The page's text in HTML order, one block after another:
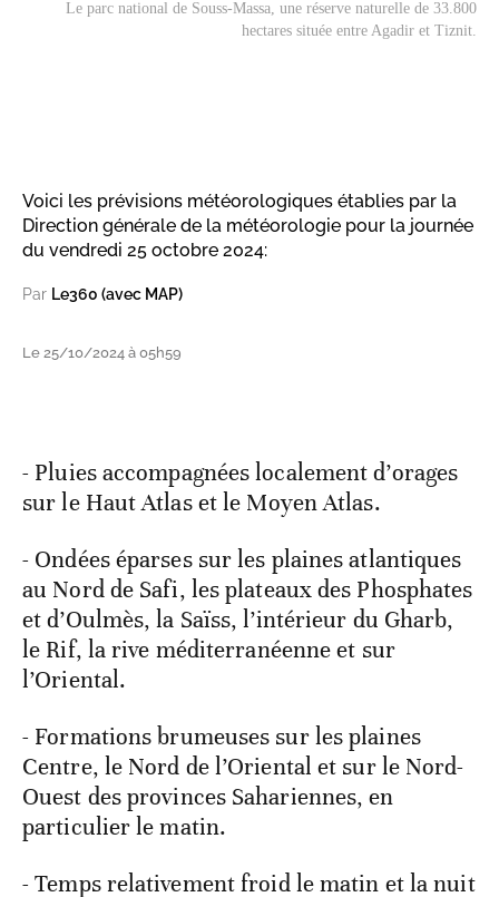
Le parc national de Souss-Massa, une réserve naturelle de 33.800
hectares située entre Agadir et Tiznit.
Voici les prévisions météorologiques établies par la
Direction générale de la météorologie pour la journée
du vendredi 25 octobre 2024:
Par Le360 (avec MAP)
Le 25/10/2024 à 05h59
- Pluies accompagnées localement d’orages
sur le Haut Atlas et le Moyen Atlas.
- Ondées éparses sur les plaines atlantiques
au Nord de Safi, les plateaux des Phosphates
et d’Oulmès, la Saïss, l’intérieur du Gharb,
le Rif, la rive méditerranéenne et sur
l’Oriental.
- Formations brumeuses sur les plaines
Centre, le Nord de l’Oriental et sur le Nord-
Ouest des provinces Sahariennes, en
particulier le matin.
- Temps relativement froid le matin et la nuit